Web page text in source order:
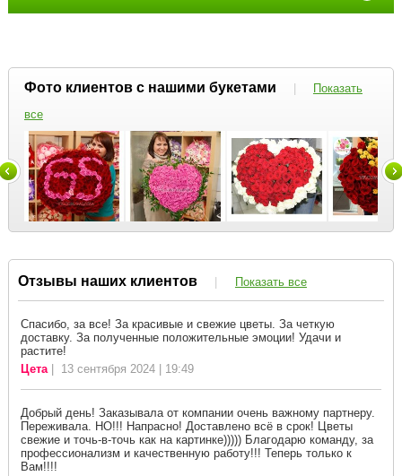
Фото клиентов с нашими букетами |
Показать
все
Отзывы наших клиентов | Показать все
Спасибо, за все! За красивые и свежие цветы. За четкую
доставку. За полученные положительные эмоции! Удачи и
растите!
Цета| 13 сентября 2024 | 19:49
Добрый день! Заказывала от компании очень важному партнеру.
Переживала. НО!!! Напрасно! Доставлено всё в срок! Цветы
свежие и точь-в-точь как на картинке))))) Благодарю команду, за
профессионализм и качественную работу!!! Теперь только к
Вам!!!!